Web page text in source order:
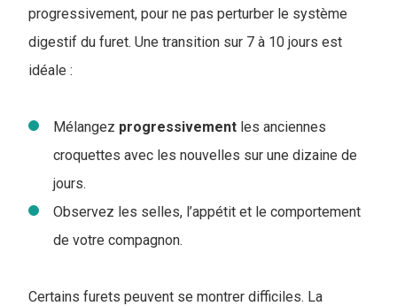
progressivement, pour ne pas perturber le système
digestif du furet. Une transition sur 7 à 10 jours est
idéale :
Mélangez progressivement les anciennes
croquettes avec les nouvelles sur une dizaine de
jours.
Observez les selles, l’appétit et le comportement
de votre compagnon.
Certains furets peuvent se montrer difficiles. La